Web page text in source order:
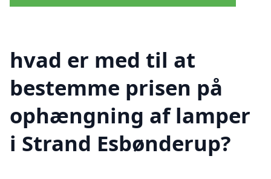
hvad er med til at
bestemme prisen på
ophængning af lamper
i Strand Esbønderup?